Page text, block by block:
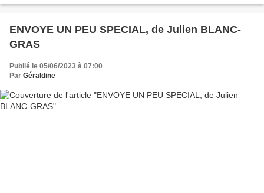
ENVOYE UN PEU SPECIAL, de Julien BLANC-
GRAS
Publié le 05/06/2023 à 07:00
Par Géraldine